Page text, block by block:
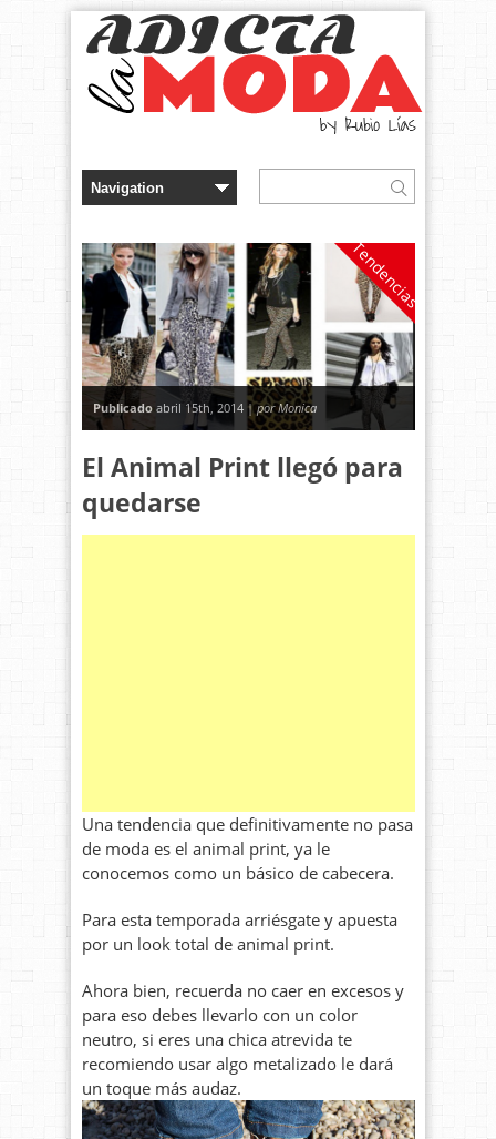
Tendencias
Publicado abril 15th, 2014 |por Monica
El Animal Print llegó para
quedarse
Una tendencia que definitivamente no pasa
de moda es el animal print, ya le
conocemos como un básico de cabecera.
Para esta temporada arriésgate y apuesta
por un look total de animal print.
Ahora bien, recuerda no caer en excesos y
para eso debes llevarlo con un color
neutro, si eres una chica atrevida te
recomiendo usar algo metalizado le dará
un toque más audaz.